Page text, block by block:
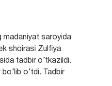
madaniyat saroyida
shoirasi Zulfiya
tadbir o’tkazildi.
o’tdi. Tadbir